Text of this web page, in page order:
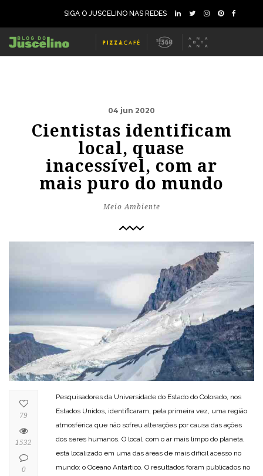
SIGA O JUSCELINO NAS REDES
04 jun 2020
Cientistas identificam
local, quase
inacessível, com ar
mais puro do mundo
Meio Ambiente
Pesquisadores da Universidade do Estado do Colorado, nos
Estados Unidos, identificaram, pela primeira vez, uma região
atmosférica que não sofreu alterações por causa das ações
dos seres humanos. O local, com o ar mais limpo do planeta,
está localizado em uma das áreas de mais difícil acesso no
mundo: o Oceano Antártico. O resultados foram publicados no
79
1532
0